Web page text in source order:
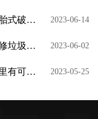
轮胎式破碎机与履带式破碎机有什么区别？ 价格分别是多少？ 2023-06-14
装修垃圾属于建筑垃圾吗？处理装修垃圾用什么设备比较合适？ 2023-06-02
哪里有可以分期付款的装修垃圾设备？装修垃圾处理设备分期多少钱？ 2023-05-25